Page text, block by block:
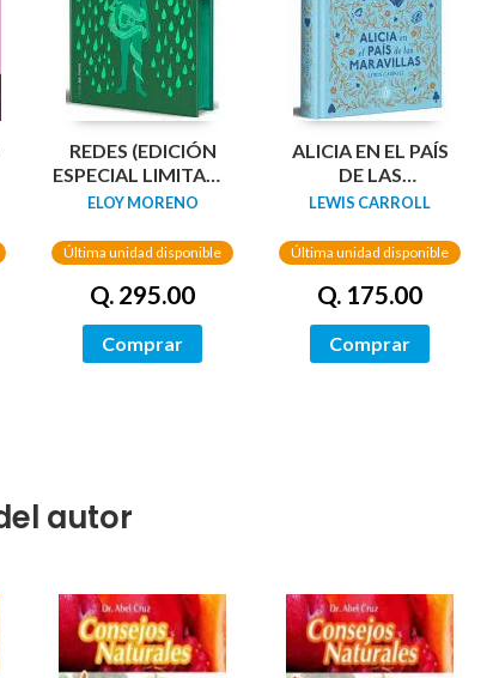
REDES (EDICIÓN
ESPECIAL LIMITADA
GUARDAS
NETWORKS
ELOY MORENO
Última unidad disponible
Q. 295.00
Comprar
ALICIA EN EL PAÍS
DE LAS
MARAVILLAS
CON CANTOS
PINTADOS)
LEWIS CARROLL
Última unidad disponible
Q. 175.00
Comprar
autor